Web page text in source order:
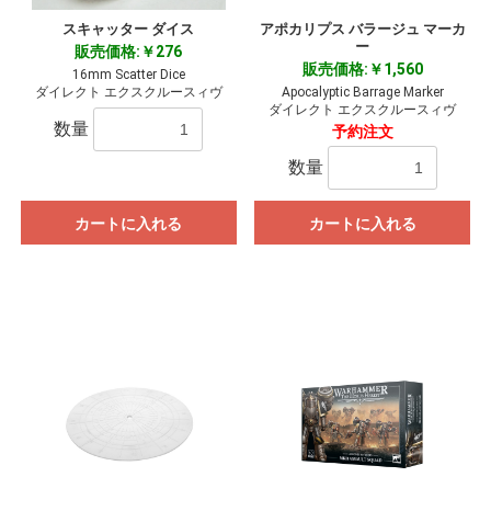
スキャッター ダイス
販売価格:￥276
16mm Scatter Dice
ダイレクト エクスクルースィヴ
数量
カートに入れる
アポカリプス バラージュ マーカ
ー
販売価格:￥1,560
Apocalyptic Barrage Marker
ダイレクト エクスクルースィヴ
予約注文
数量
カートに入れる